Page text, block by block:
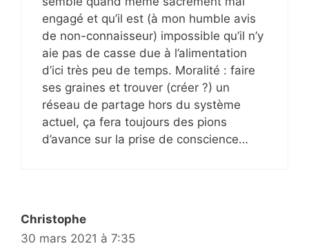
engagé et qu’il est (à mon humble avis
de non-connaisseur) impossible qu’il n’y
aie pas de casse due à l’alimentation
d’ici très peu de temps. Moralité : faire
ses graines et trouver (créer ?) un
réseau de partage hors du système
actuel, ça fera toujours des pions
d’avance sur la prise de conscience…
Christophe
30 mars 2021 à 7:35